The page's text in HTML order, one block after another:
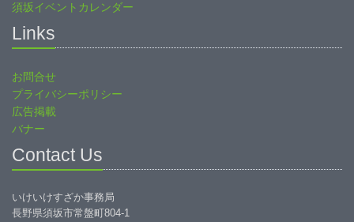
須坂イベントカレンダー
Links
お問合せ
プライバシーポリシー
広告掲載
バナー
Contact Us
いけいけすざか事務局
長野県須坂市常盤町804-1